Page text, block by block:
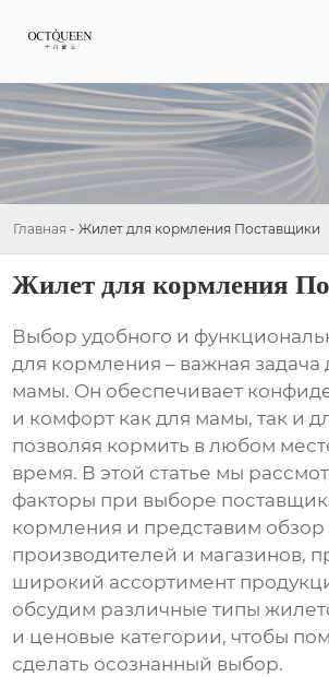
Главная - Жилет для кормления Поставщики
Жилет для кормления
Выбор удобного и
для кормления – важная
мамы. Он обеспечивает
и комфорт как для мамы, так и
позволяя кормить в любом
время. В этой статье мы
факторы при выборе
кормления и представим
производителей и магазинов,
широкий ассортимент
обсудим различные типы
и ценовые категории, чтобы
сделать осознанный выбор.